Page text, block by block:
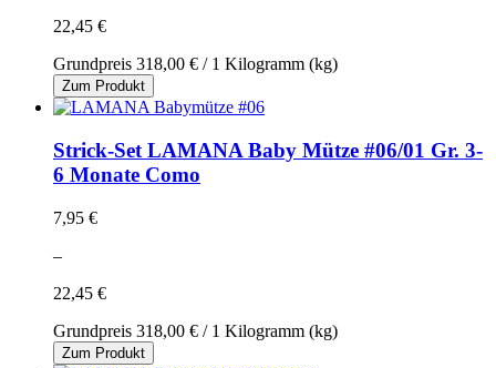
22,45 €
Grundpreis 318,00 € / 1 Kilogramm (kg)
Zum Produkt
Strick-Set LAMANA Baby Mütze #06/01 Gr. 3-
6 Monate Como
7,95 €
–
22,45 €
Grundpreis 318,00 € / 1 Kilogramm (kg)
Zum Produkt